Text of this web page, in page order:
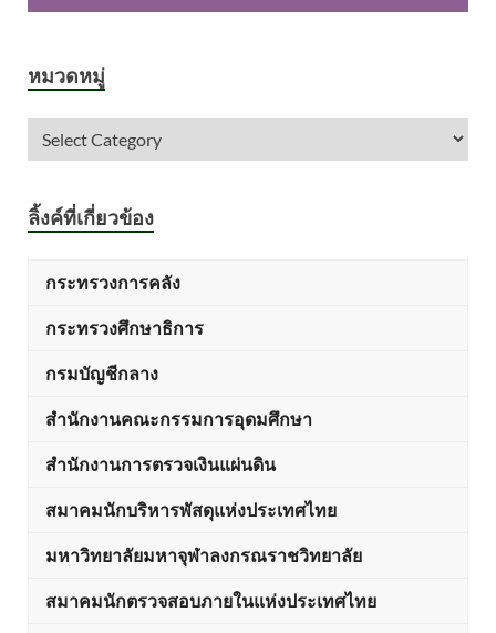
หมวดหมู่
ลิ้งค์ที่เกี่ยวข้อง
กระทรวงการคลัง
กระทรวงศึกษาธิการ
กรมบัญชีกลาง
สำนักงานคณะกรรมการอุดมศึกษา
สำนักงานการตรวจเงินแผ่นดิน
สมาคมนักบริหารพัสดุแห่งประเทศไทย
มหาวิทยาลัยมหาจุฬาลงกรณราชวิทยาลัย
สมาคมนักตรวจสอบภายในแห่งประเทศไทย